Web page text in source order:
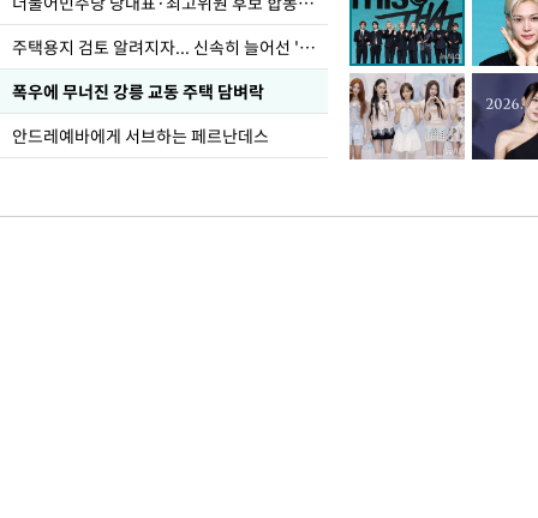
주택용지 검토 알려지자... 신속히 늘어선 '근조화환'
폭우에 무너진 강릉 교동 주택 담벼락
안드레예바에게 서브하는 페르난데스